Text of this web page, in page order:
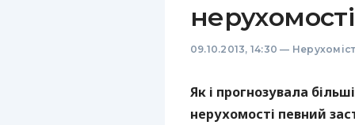
09.10.2013, 14:30 —
Як і прогнозувала
нерухомості певний